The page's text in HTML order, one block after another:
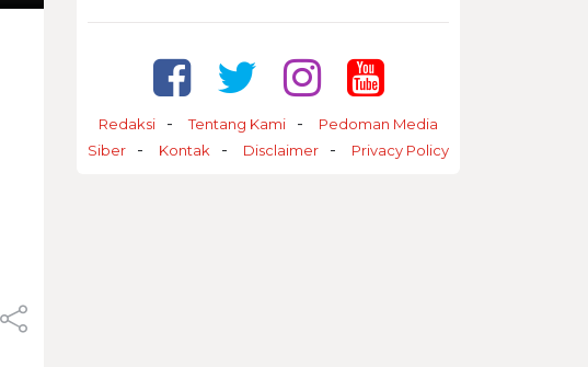
Redaksi Tentang Kami
Pedoman Media
Siber
Kontak Disclaimer Privacy Policy